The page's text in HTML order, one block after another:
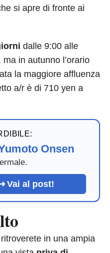
si apre di fronte ai
dalle 9:00 alle
in autunno l’orario
la maggiore affluenza
a/r è di 710 yen a
Onsen
Vai al post!
in una ampia